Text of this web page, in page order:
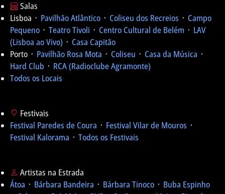
Salas
Lisboa ᛫ Pavilhão Atlântico ᛫ Coliseu dos Recreios ᛫ Campo
Pequeno ᛫ Teatro Tivoli ᛫ Centro Cultural de Belém ᛫ LAV
(Lisboa ao Vivo) ᛫ Casa Capitão
Porto ᛫ Pavilhão Rosa Mota ᛫ Coliseu ᛫ Casa da Música ᛫
Hard Club ᛫ RCA (Radioclube Agramonte)
Todos os Locais
Festivais
Festival Paredes de Coura ᛫ Festival Vilar de Mouros ᛫
Festival Kalorama ᛫ Todos os Festivais
Artistas na Estrada
Átoa ᛫ Bárbara Bandeira ᛫ Bárbara Tinoco ᛫ Buba Espinho